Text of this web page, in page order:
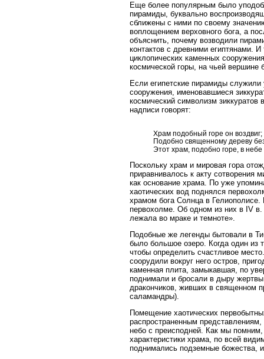
Еще более популярным было
пирамиды, буквально
сближены с ними по своему
воплощением верховного бога, а
объяснить, почему возводили
контактов с древними египтянами.
циклопических каменных
космической горы, на чьей
Если египетские пирамиды
сооружения, именовавшиеся
космический символизм
надписи говорят:
Храм подобный горе он воздвиг;
Подобно священному дереву
Этот храм, подобно горе, в
Поскольку храм и мировая гора
приравнивалось к акту сотворения
как основание храма. По уже
хаотических вод поднялся
храмом бога Солнца в Гелиополисе.
первохолме. Об одном из них в IV в.
лежала во мраке и темноте».
Подобные же легенды бытовали в
было большое озеро. Когда один из
чтобы определить счастливое
соорудили вокруг него остров,
каменная плита, замыкавшая, по
поднимали и бросали в дыру
дракончиков, живших в священном
саламандры).
Помещение хаотических
распространенным
небо с преисподней. Как мы
характеристики храма, по всей
поднимались подземные божества,